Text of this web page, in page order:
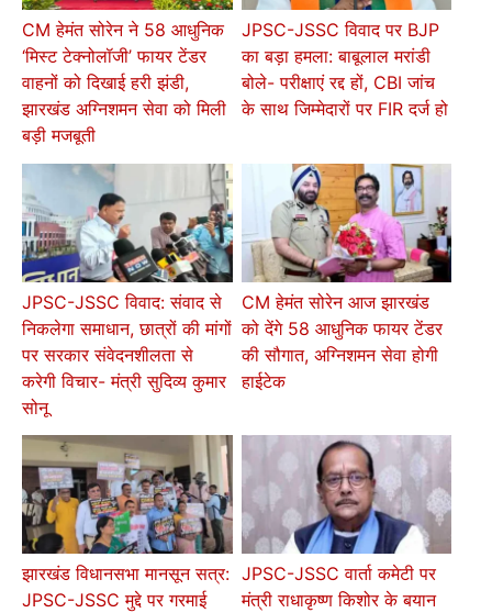
CM हेमंत सोरेन ने 58 आधुनिक
‘मिस्ट टेक्नोलॉजी’ फायर टेंडर
वाहनों को दिखाई हरी झंडी,
झारखंड अग्निशमन सेवा को मिली
बड़ी मजबूती
JPSC-JSSC विवाद पर BJP
का बड़ा हमला: बाबूलाल मरांडी
बोले- परीक्षाएं रद्द हों, CBI जांच
के साथ जिम्मेदारों पर FIR दर्ज हो
JPSC-JSSC विवाद: संवाद से
निकलेगा समाधान, छात्रों की मांगों
पर सरकार संवेदनशीलता से
करेगी विचार- मंत्री सुदिव्य कुमार
सोनू
CM हेमंत सोरेन आज झारखंड
को देंगे 58 आधुनिक फायर टेंडर
की सौगात, अग्निशमन सेवा होगी
हाईटेक
झारखंड विधानसभा मानसून सत्र:
JPSC-JSSC मुद्दे पर गरमाई
JPSC-JSSC वार्ता कमेटी पर
मंत्री राधाकृष्ण किशोर के बयान